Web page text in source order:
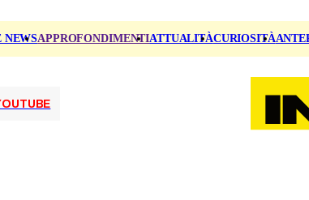
NEWSAPPROFONDIMENTIATTUALITÀCURIOSITÀ